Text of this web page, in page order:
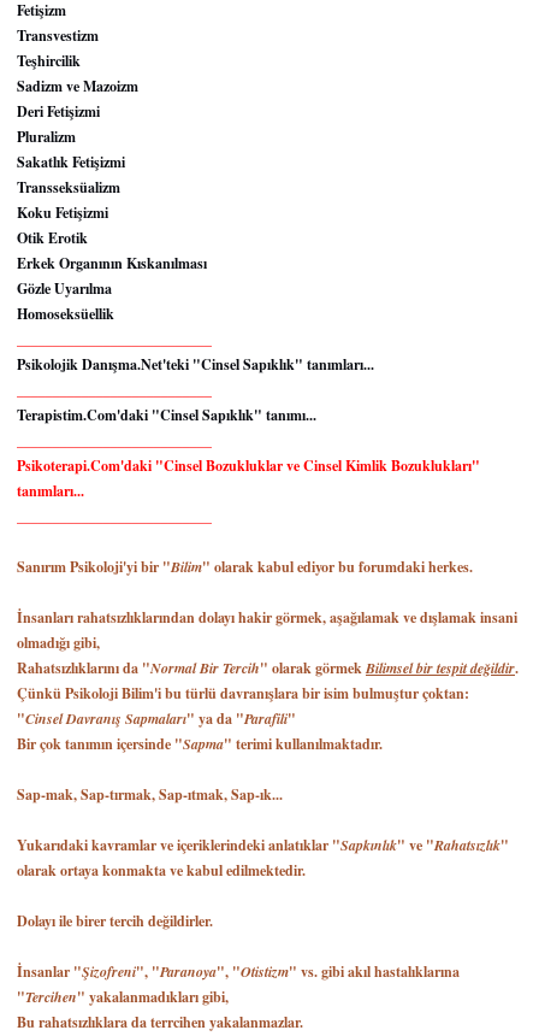
Fetişizm
Transvestizm
Teşhircilik
Sadizm ve Mazoizm
Deri Fetişizmi
Pluralizm
Sakatlık Fetişizmi
Transseksüalizm
Koku Fetişizmi
Otik Erotik
Erkek Organının Kıskanılması
Gözle Uyarılma
Homoseksüellik
Psikolojik Danışma.Net'teki "Cinsel Sapıklık" tanımları...
Terapistim.Com'daki "Cinsel Sapıklık" tanımı...
Psikoterapi.Com'daki "Cinsel Bozukluklar ve Cinsel Kimlik Bozuklukları"
tanımları...
Sanırım Psikoloji'yi bir "Bilim" olarak kabul ediyor bu forumdaki herkes.
İnsanları rahatsızlıklarından dolayı hakir görmek, aşağılamak ve dışlamak insani
olmadığı gibi,
Rahatsızlıklarını da "Normal Bir Tercih" olarak görmekBilimsel bir tespit değildir.
Çünkü Psikoloji Bilim'i bu türlü davranışlara bir isim bulmuştur çoktan:
"Cinsel Davranış Sapmaları" ya da "Parafili"
Bir çok tanımın içersinde "Sapma" terimi kullanılmaktadır.
Sap-mak, Sap-tırmak, Sap-ıtmak, Sap-ık...
Yukarıdaki kavramlar ve içeriklerindeki anlatıklar "Sapkınlık" ve "Rahatsızlık"
olarak ortaya konmakta ve kabul edilmektedir.
Dolayı ile birer tercih değildirler.
İnsanlar "Şizofreni", "Paranoya", "Otistizm" vs. gibi akıl hastalıklarına
"Tercihen" yakalanmadıkları gibi,
Bu rahatsızlıklara da terrcihen yakalanmazlar.